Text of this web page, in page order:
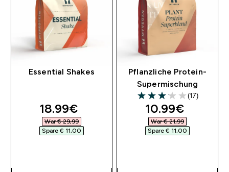
Essential Shakes
discounted price
18.99€‎
War € 29,99‎
Spare € 11,00‎
Pflanzliche Protein-
Supermischung
3.12 out of 5 stars
(17)
discounted
10.99€‎
War € 21,99‎
Spare € 11,00‎